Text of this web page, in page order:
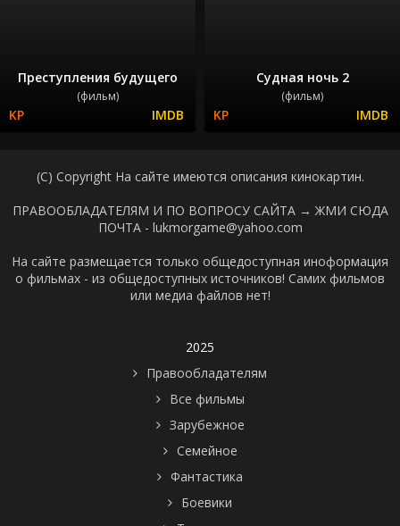
Преступления будущего
(фильм)
Судная ночь 2
(фильм)
(C) Copyright На сайте имеются описания кинокартин.
ПРАВООБЛАДАТЕЛЯМ И ПО ВОПРОСУ САЙТА → ЖМИ СЮДА
ПОЧТА - lukmorgame@yahoo.com
На сайте размещается только общедоступная иноформация
о фильмах - из общедоступных источников! Самих фильмов
или медиа файлов нет!
2025
Правообладателям
Все фильмы
Зарубежное
Семейное
Фантастика
Боевики